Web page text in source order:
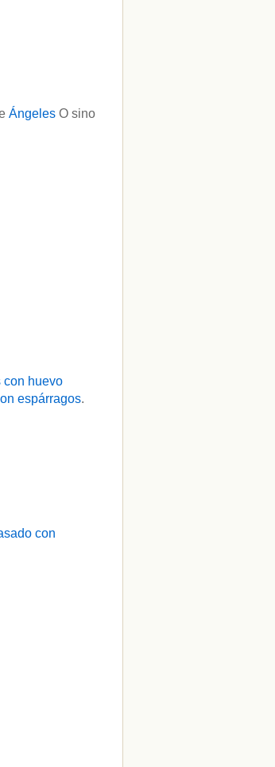
Ángeles O sino
con huevo
espárragos.
con